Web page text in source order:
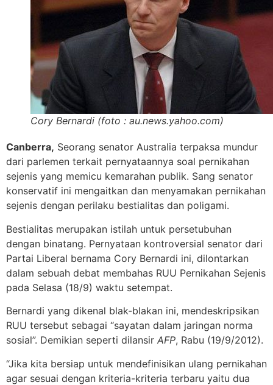
Cory Bernardi (foto : au.news.yahoo.com)
Canberra, Seorang senator Australia terpaksa mundur
dari parlemen terkait pernyataannya soal pernikahan
sejenis yang memicu kemarahan publik. Sang senator
konservatif ini mengaitkan dan menyamakan pernikahan
sejenis dengan perilaku bestialitas dan poligami.
Bestialitas merupakan istilah untuk persetubuhan
dengan binatang. Pernyataan kontroversial senator dari
Partai Liberal bernama Cory Bernardi ini, dilontarkan
dalam sebuah debat membahas RUU Pernikahan Sejenis
pada Selasa (18/9) waktu setempat.
Bernardi yang dikenal blak-blakan ini, mendeskripsikan
RUU tersebut sebagai “sayatan dalam jaringan norma
sosial”. Demikian seperti dilansir AFP, Rabu (19/9/2012).
“Jika kita bersiap untuk mendefinisikan ulang pernikahan
agar sesuai dengan kriteria-kriteria terbaru yaitu dua